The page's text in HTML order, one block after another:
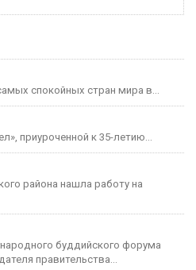
спокойных стран мира в...
приуроченной к 35-летию...
района нашла работу на
буддийского форума
правительства...